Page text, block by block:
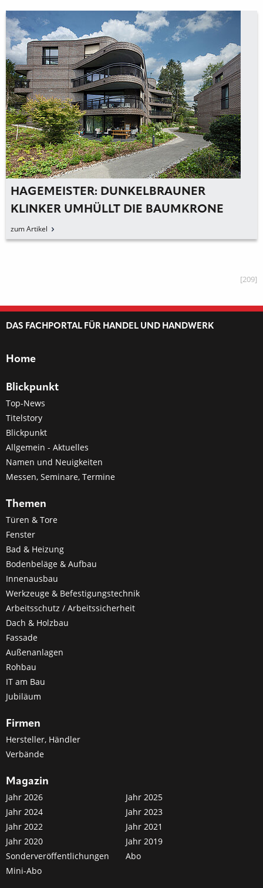
HAGEMEISTER: DUNKELBRAUNER
KLINKER UMHÜLLT DIE BAUMKRONE
zum Artikel
[209]
DAS FACHPORTAL FÜR HANDEL UND HANDWERK
Home
Blickpunkt
Top-News
Titelstory
Blickpunkt
Allgemein - Aktuelles
Namen und Neuigkeiten
Messen, Seminare, Termine
Themen
Türen & Tore
Fenster
Bad & Heizung
Bodenbeläge & Aufbau
Innenausbau
Werkzeuge & Befestigungstechnik
Arbeitsschutz / Arbeitssicherheit
Dach & Holzbau
Fassade
Außenanlagen
Rohbau
IT am Bau
Jubiläum
Firmen
Hersteller, Händler
Verbände
Magazin
Jahr 2026
Jahr 2025
Jahr 2024
Jahr 2023
Jahr 2022
Jahr 2021
Jahr 2020
Jahr 2019
Sonderveröffentlichungen
Abo
Mini-Abo